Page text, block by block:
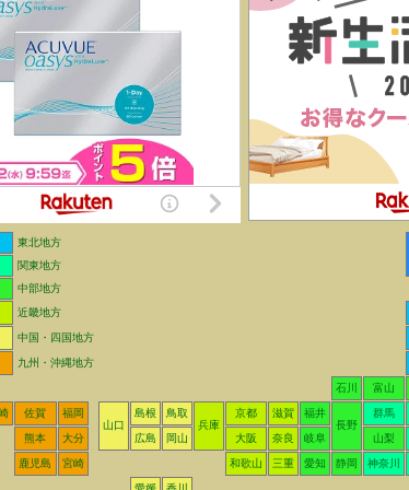
東北地方
関東地方
中部地方
近畿地方
中国・四国地方
九州・沖縄地方
石川 富山
佐賀
福岡
山口
島根
鳥取
兵庫
京都 滋賀
福井
長野
群馬
熊本 大分 広島 岡山 大阪 奈良 岐阜 山梨
鹿児島 宮崎 和歌山 三重 愛知 静岡 神奈川